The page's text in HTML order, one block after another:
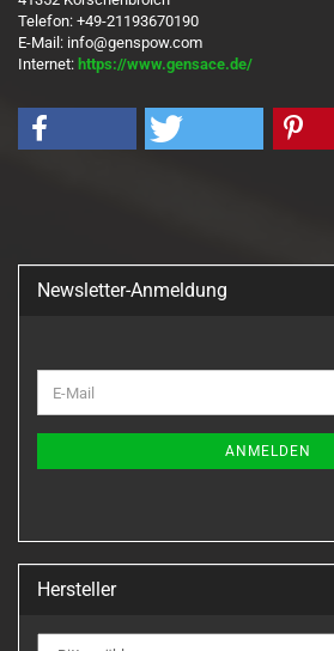
Telefon: +49-21193670190
E-Mail: info@genspow.com
Internet: https://www.gensace.de/
Newsletter-Anmeldung
ZUR
E-
Mail
ANMELDEN
Hersteller